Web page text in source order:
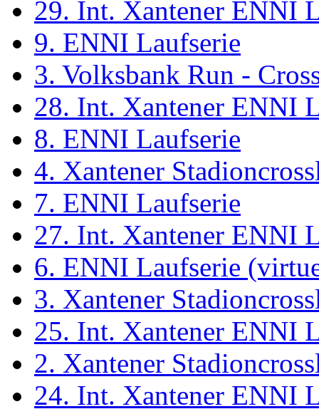
29. Int. Xantener ENNI
9. ENNI Laufserie
3. Volksbank Run -
28. Int. Xantener ENNI
8. ENNI Laufserie
4. Xantener
7. ENNI Laufserie
27. Int. Xantener ENNI
6. ENNI Laufserie
3. Xantener
25. Int. Xantener ENNI
2. Xantener
24. Int. Xantener ENNI